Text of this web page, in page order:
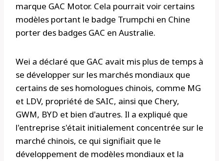
marque GAC Motor. Cela pourrait voir certains
modèles portant le badge Trumpchi en Chine
porter des badges GAC en Australie.
Wei a déclaré que GAC avait mis plus de temps à
se développer sur les marchés mondiaux que
certains de ses homologues chinois, comme MG
et LDV, propriété de SAIC, ainsi que Chery,
GWM, BYD et bien d'autres. Il a expliqué que
l'entreprise s'était initialement concentrée sur le
marché chinois, ce qui signifiait que le
développement de modèles mondiaux et la